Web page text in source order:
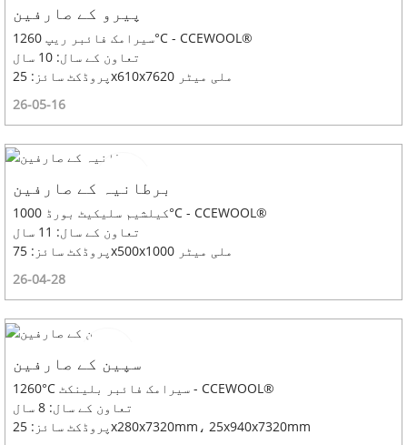
پیرو کے صارفین
سیرامک ​​فائبر ریپ 1260°C - CCEWOOL®
تعاون کے سال: 10 سال
پروڈکٹ سائز: 25x610x7620 ملی میٹر
26-05-16
برطانیہ کے صارفین
کیلشیم سلیکیٹ بورڈ 1000°C - CCEWOOL®
تعاون کے سال: 11 سال
پروڈکٹ سائز: 75x500x1000 ملی میٹر
26-04-28
سپین کے صارفین
1260°C سیرامک ​​فائبر بلینکٹ - CCEWOOL®
تعاون کے سال: 8 سال
پروڈکٹ سائز: 25x280x7320mm، 25x940x7320mm